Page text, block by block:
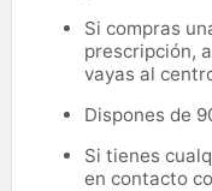
Si compras
prescripción,
vayas al
Dispones de
Si tienes
en contacto